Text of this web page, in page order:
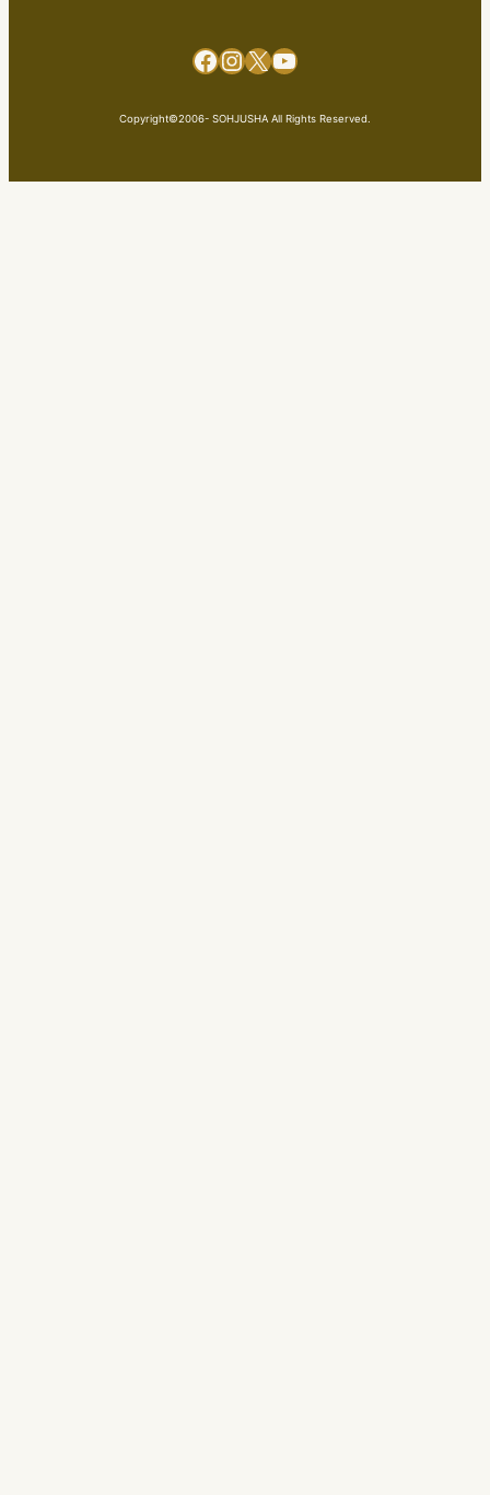
Facebook
Instagram
X YouTube
Copyright©2006- SOHJUSHA All Rights Reserved.